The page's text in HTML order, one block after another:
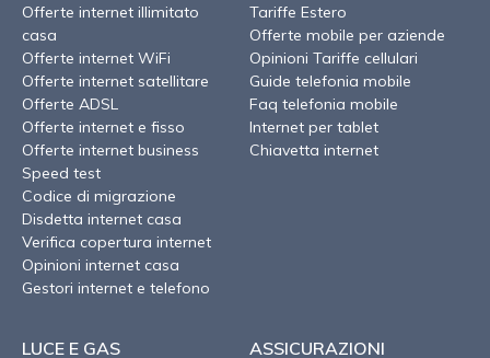
Offerte internet illimitato
casa
Offerte internet WiFi
Offerte internet satellitare
Offerte ADSL
Offerte internet e fisso
Offerte internet business
Speed test
Codice di migrazione
Disdetta internet casa
Verifica copertura internet
Opinioni internet casa
Gestori internet e telefono
Tariffe Estero
Offerte mobile per aziende
Opinioni Tariffe cellulari
Guide telefonia mobile
Faq telefonia mobile
Internet per tablet
Chiavetta internet
LUCE E GAS ASSICURAZIONI